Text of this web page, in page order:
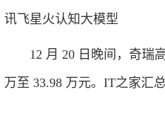
讯飞星火认知大模型
12 月 20 日晚间，奇瑞高
万至 33.98 万元。IT之家汇